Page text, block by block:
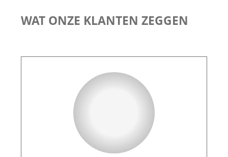
WAT ONZE KLANTEN ZEGGEN